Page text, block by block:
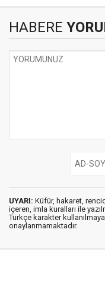
HABERE
UYARI: Küfür, hakaret,
içeren, imla kuralları ile
Türkçe karakter
onaylanmamaktadır.